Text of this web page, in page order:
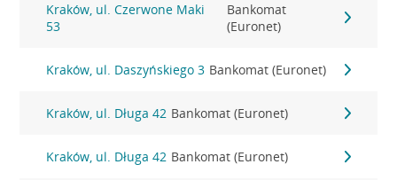
Kraków, ul. Czerwone Maki
53
Bankomat
(Euronet)
Kraków, ul. Daszyńskiego 3 Bankomat (Euronet)
Kraków, ul. Długa 42 Bankomat (Euronet)
Kraków, ul. Długa 42 Bankomat (Euronet)